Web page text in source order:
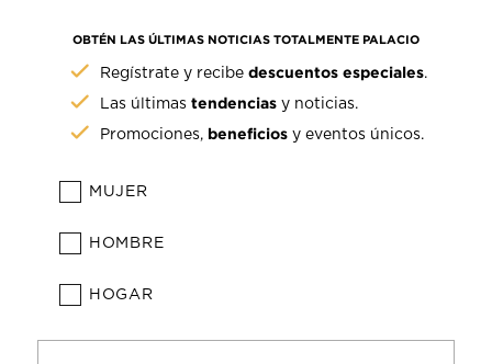
OBTÉN LAS ÚLTIMAS NOTICIAS TOTALMENTE PALACIO
Regístrate y recibedescuentos especiales.
Las últimastendencias y noticias.
Promociones, beneficios y eventos únicos.
MUJER
HOMBRE
HOGAR